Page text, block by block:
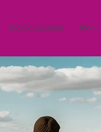
Individualreisen Mehr